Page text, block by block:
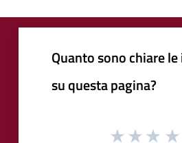
Quanto sono chiare
su questa pagina?